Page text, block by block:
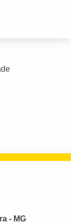
- MG